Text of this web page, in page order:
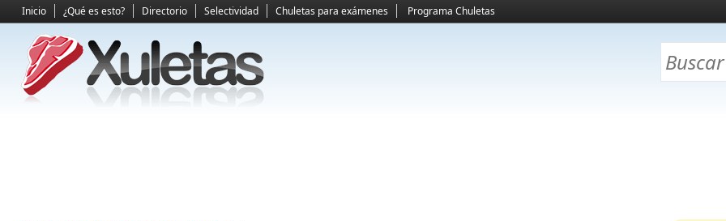
Inicio ¿Qué es esto? Directorio Selectividad Chuletas para exámenes Programa Chuletas